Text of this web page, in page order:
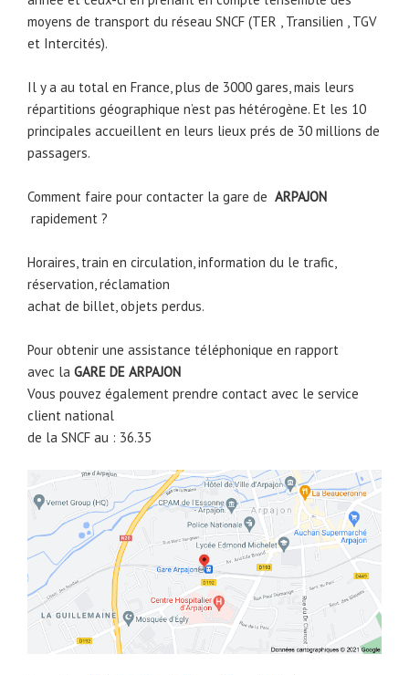
moyens de transport du réseau SNCF (TER , Transilien , TGV
et Intercités).
Il y a au total en France, plus de 3000 gares, mais leurs
répartitions géographique n’est pas hétérogène. Et les 10
principales accueillent en leurs lieux prés de 30 millions de
passagers.
Comment faire pour contacter la gare de ARPAJON
rapidement ?
Horaires, train en circulation, information du le trafic,
réservation, réclamation
achat de billet, objets perdus.
Pour obtenir une assistance téléphonique en rapport
avec la GARE DE ARPAJON
Vous pouvez également prendre contact avec le service
client national
de la SNCF au : 36.35